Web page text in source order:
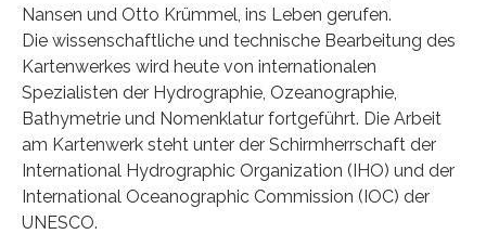
Nansen und Otto Krümmel, ins Leben gerufen.
Die wissenschaftliche und technische Bearbeitung des
Kartenwerkes wird heute von internationalen
Spezialisten der Hydrographie, Ozeanographie,
Bathymetrie und Nomenklatur fortgeführt. Die Arbeit
am Kartenwerk steht unter der Schirmherrschaft der
International Hydrographic Organization (IHO) und der
International Oceanographic Commission (IOC) der
UNESCO.